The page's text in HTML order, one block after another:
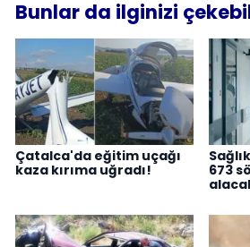
Bunlar da ilginizi
Çatalca'da eğitim uçağı
kaza kırıma uğradı!
673